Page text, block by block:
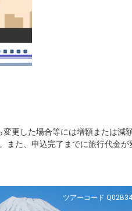
更した場合等には増額または減
また、申込完了までに旅行代金が
ツアーコード Q02B34